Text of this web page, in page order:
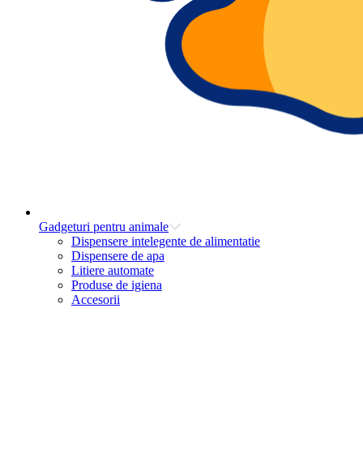
Gadgeturi pentru animale
Dispensere intelegente de alimentatie
Dispensere de apa
Litiere automate
Produse de igiena
Accesorii